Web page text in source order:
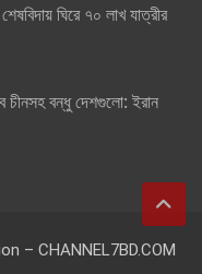
ঘিরে ৭০ লাখ যাত্রীর
চীনসহ বন্ধু দেশগুলো: ইরান
– CHANNEL7BD.COM